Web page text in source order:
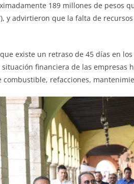
189 millones de pesos
y advirtieron que la falta de
existe un retraso de 45 días en
financiera de las empresas
combustible, refacciones,